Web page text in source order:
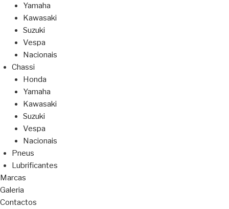
Yamaha
Kawasaki
Suzuki
Vespa
Nacionais
Chassi
Honda
Yamaha
Kawasaki
Suzuki
Vespa
Nacionais
Pneus
Lubrificantes
Marcas
Galeria
Contactos